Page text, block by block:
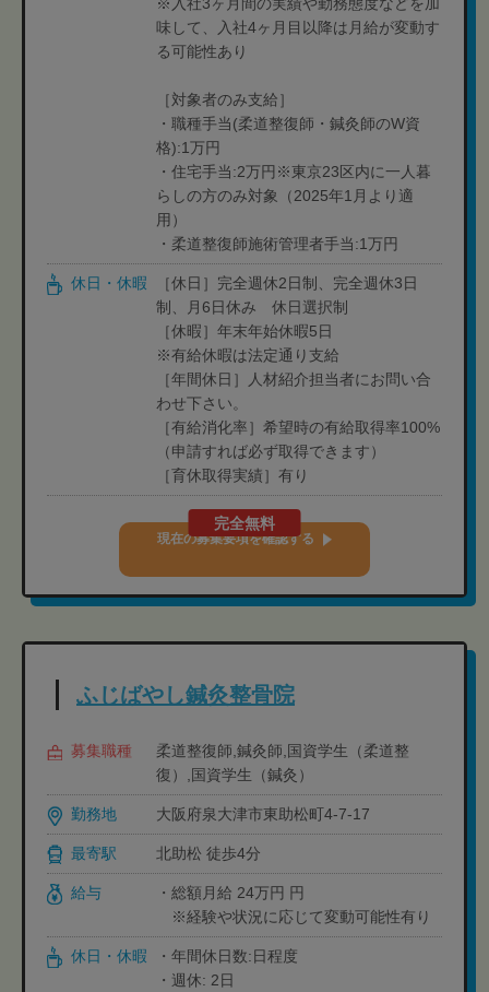
味して、入社4ヶ月目以降は月給が変動す
る可能性あり
［対象者のみ支給］
・職種手当(柔道整復師・鍼灸師のW資
格):1万円
・住宅手当:2万円※東京23区内に一人暮
らしの方のみ対象（2025年1月より適
用）
・柔道整復師施術管理者手当:1万円
休日・休暇
［休日］完全週休2日制、完全週休3日
制、月6日休み 休日選択制
［休暇］年末年始休暇5日
※有給休暇は法定通り支給
［年間休日］人材紹介担当者にお問い合
わせ下さい。
［有給消化率］希望時の有給取得率100%
（申請すれば必ず取得できます）
［育休取得実績］有り
完全無料
現在の募集要項を確認する
ふじばやし鍼灸整骨院
募集職種
柔道整復師,鍼灸師,国資学生（柔道整
復）,国資学生（鍼灸）
勤務地 大阪府泉大津市東助松町4-7-17
最寄駅 北助松 徒歩4分
給与
・総額月給 24万円 円
※経験や状況に応じて変動可能性有り
休日・休暇
・年間休日数:日程度
・週休: 2日